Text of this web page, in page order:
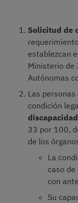
Solicitud de
establezcan
Ministerio de
Autónomas
Las
condición
discapacidad
33 por 100,
de los
La
caso
con
Su